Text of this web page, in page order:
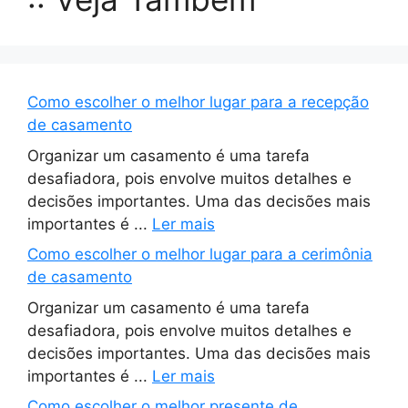
Como escolher o melhor lugar para a recepção
de casamento
Organizar um casamento é uma tarefa
desafiadora, pois envolve muitos detalhes e
decisões importantes. Uma das decisões mais
importantes é ... Ler mais
Como escolher o melhor lugar para a cerimônia
de casamento
Organizar um casamento é uma tarefa
desafiadora, pois envolve muitos detalhes e
decisões importantes. Uma das decisões mais
importantes é ... Ler mais